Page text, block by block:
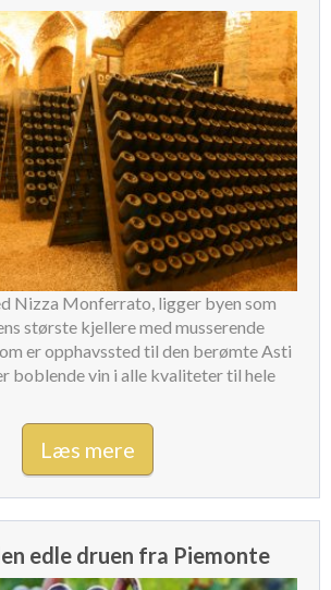
Nizza Monferrato, ligger byen som
største kjellere med musserende
er opphavssted til den berømte Asti
boblende vin i alle kvaliteter til hele
Læs mere
edle druen fra Piemonte